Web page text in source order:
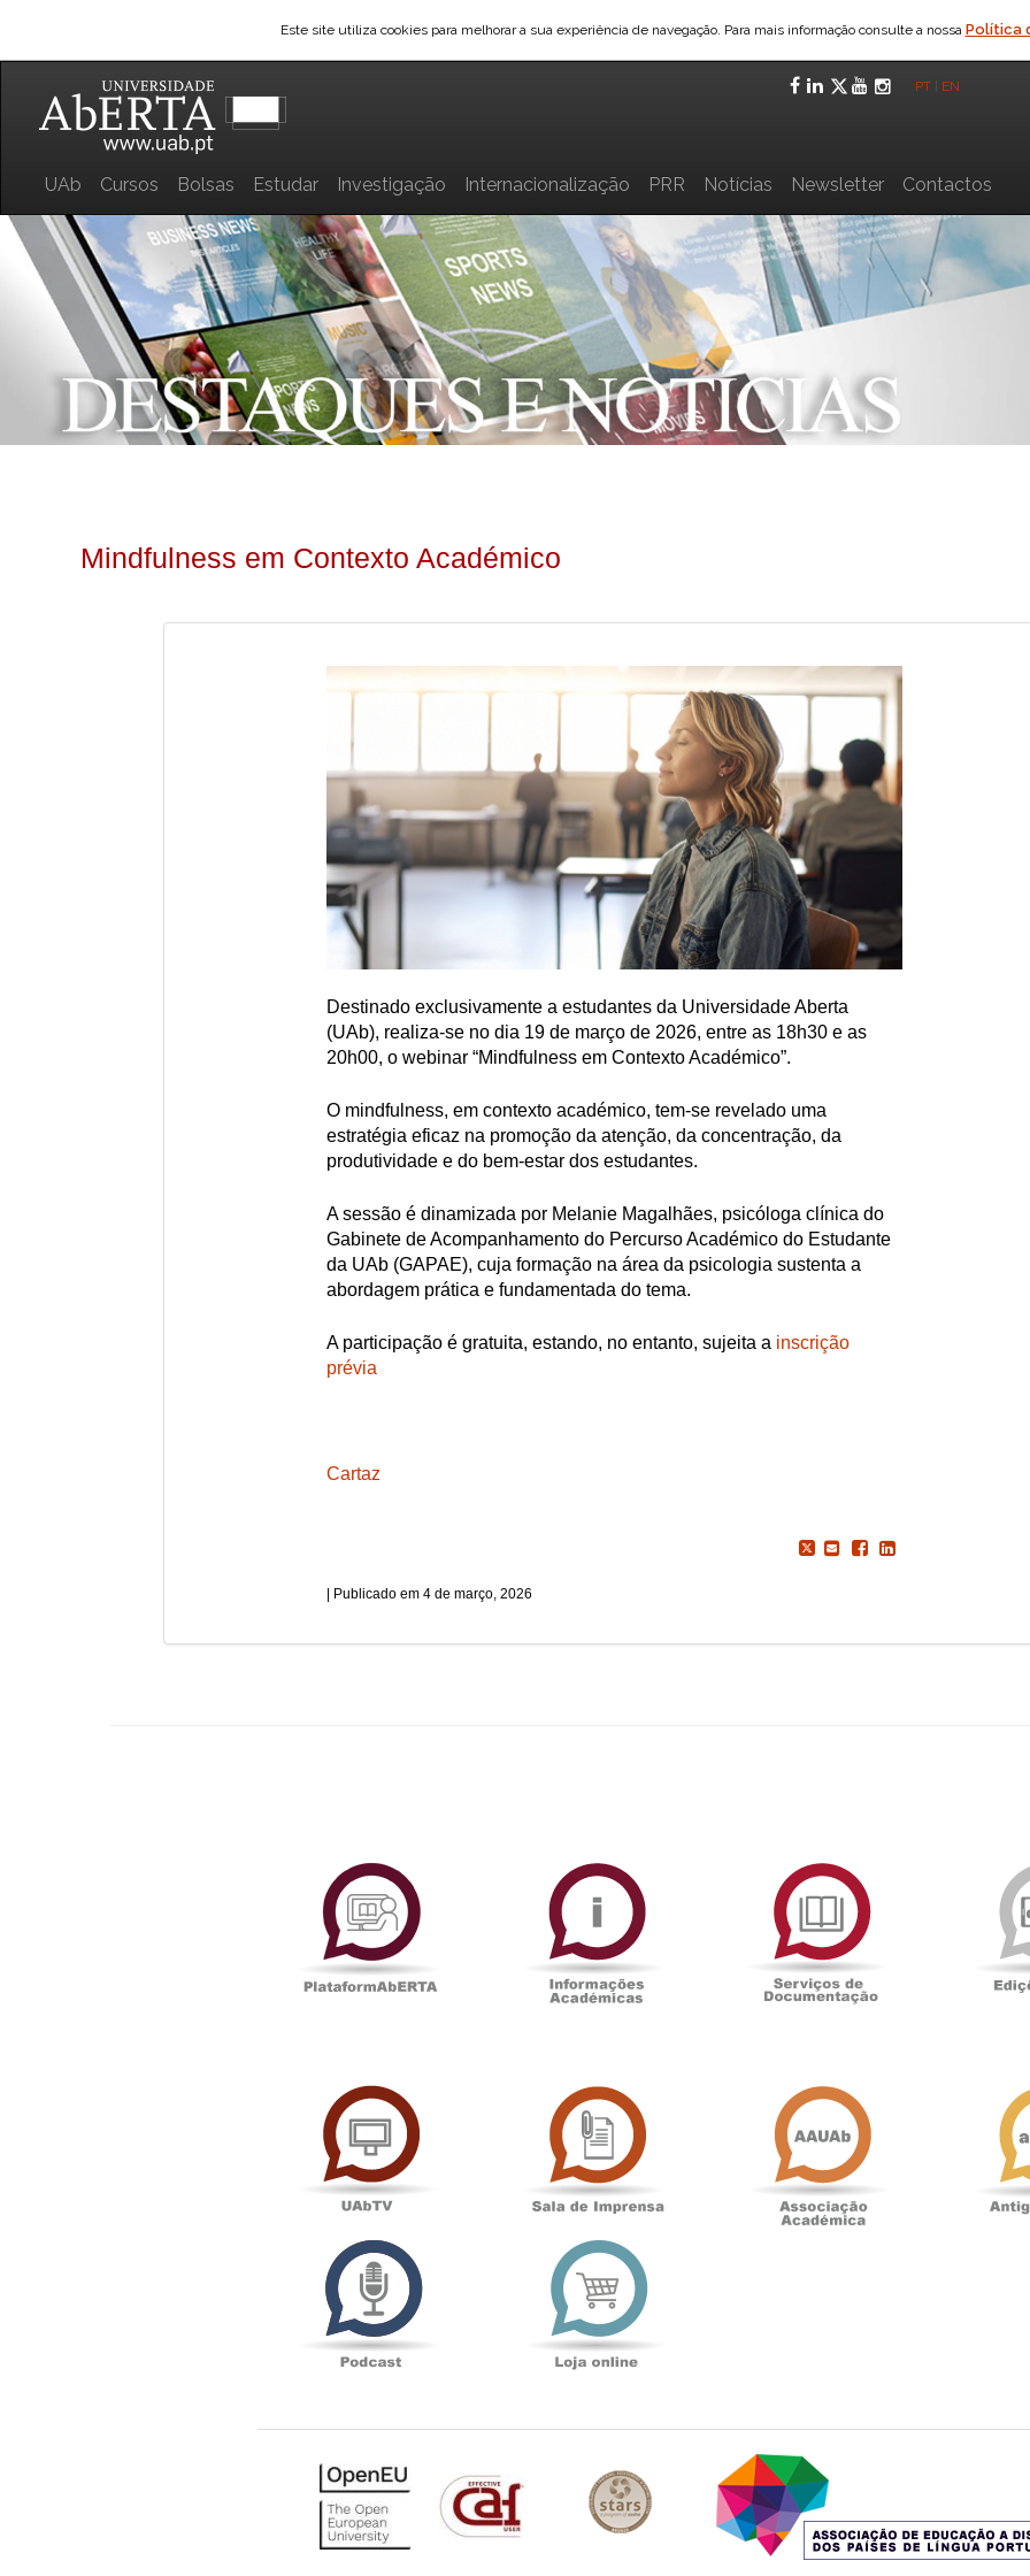
Este site utiliza cookies para melhorar a sua experiência de navegação. Para mais informação consulte a nossa Política
Facebook
LinkedIn
Twitter
YouTube
PT EN
UAb Cursos Bolsas Estudar Investigação Internacionalização PRR Notícias Newsletter Contactos
Mindfulness em Contexto Académico
Destinado exclusivamente a estudantes da Universidade Aberta
(UAb), realiza-se no dia 19 de março de 2026, entre as 18h30 e as
20h00, o webinar “Mindfulness em Contexto Académico”.
O mindfulness, em contexto académico, tem-se revelado uma
estratégia eficaz na promoção da atenção, da concentração, da
produtividade e do bem-estar dos estudantes.
A sessão é dinamizada por Melanie Magalhães, psicóloga clínica do
Gabinete de Acompanhamento do Percurso Académico do Estudante
da UAb (GAPAE), cuja formação na área da psicologia sustenta a
abordagem prática e fundamentada do tema.
A participação é gratuita, estando, no entanto, sujeita a inscrição
prévia
Cartaz
4 de março, 2026
PlataformAberta
Académicas